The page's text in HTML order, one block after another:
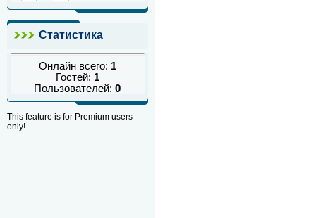
Статистика
Онлайн всего: 1
Гостей: 1
Пользователей:0
This feature is for Premium users
only!